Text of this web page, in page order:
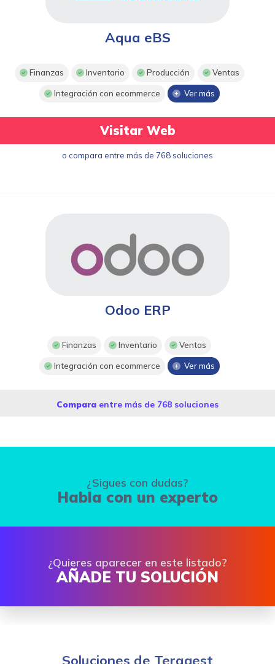
Aqua eBS
Finanzas Inventario Producción Ventas
Integración con ecommerce Ver más
Visitar Web
o compara entre más de 768 soluciones
Odoo ERP
Finanzas Inventario Ventas
Integración con ecommerce Ver más
Compara entre más de 768 soluciones
¿Sigues con dudas?
Habla con un experto
¿Quieres aparecer en este listado?
AÑADE TU SOLUCIÓN
Soluciones de Teragest